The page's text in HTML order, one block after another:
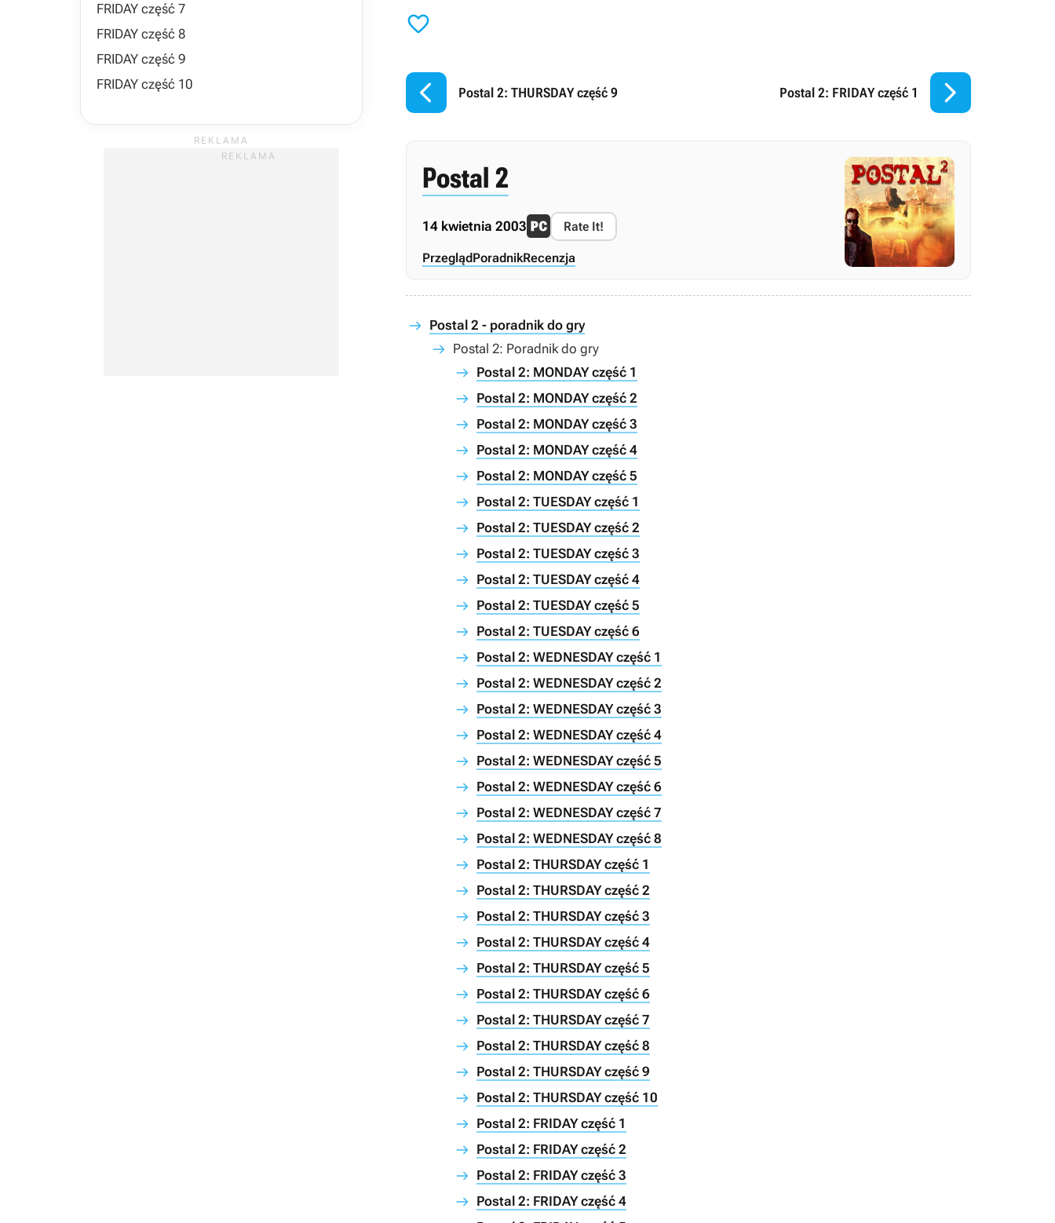
FRIDAY część 7
FRIDAY część 8
FRIDAY część 9
FRIDAY część 10

 Postal 2: THURSDAY część 9 Postal 2: FRIDAY część 1 
Postal 2
14 kwietnia 2003 Rate It!
PrzeglądPoradnikRecenzja
Postal 2 - poradnik do gry
Postal 2: Poradnik do gry
Postal 2: MONDAY część 1
Postal 2: MONDAY część 2
Postal 2: MONDAY część 3
Postal 2: MONDAY część 4
Postal 2: MONDAY część 5
Postal 2: TUESDAY część 1
Postal 2: TUESDAY część 2
Postal 2: TUESDAY część 3
Postal 2: TUESDAY część 4
Postal 2: TUESDAY część 5
Postal 2: TUESDAY część 6
Postal 2: WEDNESDAY część 1
Postal 2: WEDNESDAY część 2
Postal 2: WEDNESDAY część 3
Postal 2: WEDNESDAY część 4
Postal 2: WEDNESDAY część 5
Postal 2: WEDNESDAY część 6
Postal 2: WEDNESDAY część 7
Postal 2: WEDNESDAY część 8
Postal 2: THURSDAY część 1
Postal 2: THURSDAY część 2
Postal 2: THURSDAY część 3
Postal 2: THURSDAY część 4
Postal 2: THURSDAY część 5
Postal 2: THURSDAY część 6
Postal 2: THURSDAY część 7
Postal 2: THURSDAY część 8
Postal 2: THURSDAY część 9
Postal 2: THURSDAY część 10
Postal 2: FRIDAY część 1
Postal 2: FRIDAY część 2
Postal 2: FRIDAY część 3
Postal 2: FRIDAY część 4